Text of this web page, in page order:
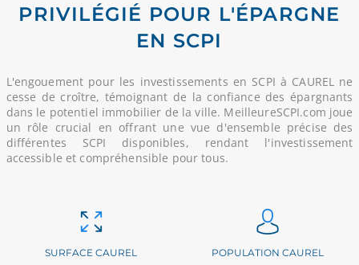
PRIVILÉGIÉ POUR L'ÉPARGNE
EN SCPI
L'engouement pour les investissements en SCPI à CAUREL ne
cesse de croître, témoignant de la confiance des épargnants
dans le potentiel immobilier de la ville. MeilleureSCPI.com joue
un rôle crucial en offrant une vue d'ensemble précise des
différentes SCPI disponibles, rendant l'investissement
accessible et compréhensible pour tous.
SURFACE CAUREL POPULATION CAUREL